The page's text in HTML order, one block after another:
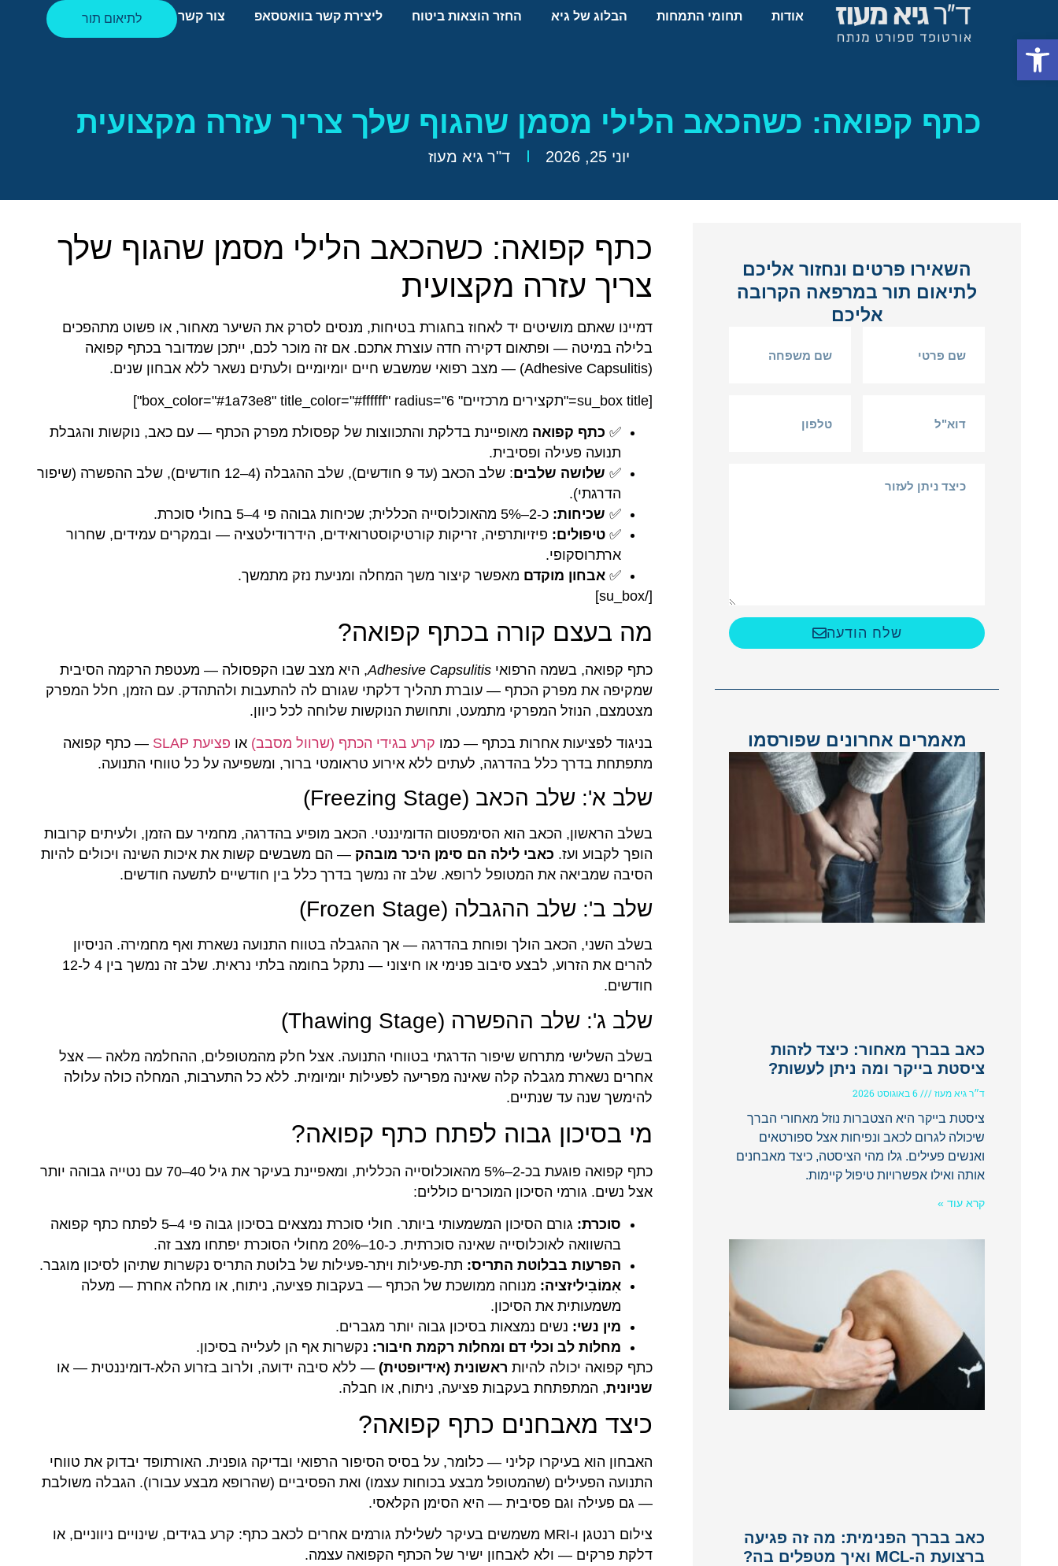
אודות תחומי התמחות הבלוג של גיא החזר הוצאות ביטוח ליצירת קשר בוואטסאפ צור קשר לתיאום תור
כתף קפואה: כשהכאב הלילי מסמן שהגוף שלך צריך עזרה מקצועית
יוני 25, 2026 ד"ר גיא מעוז
השאירו פרטים ונחזור אליכם
לתיאום תור במרפאה הקרובה
אליכם
שלח הודעה
מאמרים אחרונים שפורסמו
כאב בברך מאחור: כיצד לזהות
ציסטת בייקר ומה ניתן לעשות?
ד״ר גיא מעוז
ציסטת בייקר היא הצטברות נוזל מאחורי הברך
שיכולה לגרום לכאב ונפיחות אצל ספורטאים
ואנשים פעילים. גלו מהי הציסטה, כיצד מאבחנים
אותה ואילו אפשרויות טיפול קיימות.
קרא עוד »
כאב בברך הפנימית: מה זה פגיעה
ברצועת ה-MCL ואיך מטפלים בה?
כתף קפואה: כשהכאב הלילי מסמן שהגוף שלך
צריך עזרה מקצועית
דמיינו שאתם מושיטים יד לאחוז בחגורת בטיחות, מנסים לסרק את השיער מאחור, או פשוט מתהפכים
בלילה במיטה — ופתאום דקירה חדה עוצרת אתכם. אם זה מוכר לכם, ייתכן שמדובר בכתף קפואה
(Adhesive Capsulitis) — מצב רפואי שמשבש חיים יומיומיים ולעתים נשאר ללא אבחון שנים.
[su_box title="תקצירים מרכזיים" box_color="#1a73e8" title_color="#ffffff" radius="6"]
✅ כתף קפואה מאופיינת בדלקת והתכווצות של קפסולת מפרק הכתף — עם כאב, נוקשות והגבלת
תנועה פעילה ופסיבית.
✅ שלושה שלבים
: שלב הכאב (עד 9 חודשים), שלב ההגבלה (4–12 חודשים), שלב ההפשרה (שיפור
הדרגתי).
✅ שכיחות: כ-2–5% מהאוכלוסייה הכללית; שכיחות גבוהה פי 4–5 בחולי סוכרת.
✅ טיפולים: פיזיותרפיה, זריקות קורטיקוסטרואידים, הידרודילטציה — ובמקרים עמידים, שחרור
ארתרוסקופי.
✅ אבחון מוקדם מאפשר קיצור משך המחלה ומניעת נזק מתמשך.
[/su_box]
מה בעצם קורה בכתף קפואה?
כתף קפואה, בשמה הרפואי Adhesive Capsulitis, היא מצב שבו הקפסולה — מעטפת הרקמה הסיבית
שמקיפה את מפרק הכתף — עוברת תהליך דלקתי שגורם לה להתעבות ולהתהדק. עם הזמן, חלל המפרק
מצטמצם, הנוזל המפרקי מתמעט, ותחושת הנוקשות שלוחה לכל כיוון.
בניגוד לפציעות אחרות בכתף — כמו קרע בגידי הכתף (שרוול מסבב) או פציעת SLAP
— כתף קפואה
מתפתחת בדרך כלל בהדרגה, לעתים ללא אירוע טראומטי ברור, ומשפיעה על כל טווחי התנועה.
שלב א': שלב הכאב (Freezing Stage)
בשלב הראשון, הכאב הוא הסימפטום הדומיננטי. הכאב מופיע בהדרגה, מחמיר עם הזמן, ולעיתים קרובות
הופך לקבוע ועז. כאבי לילה הם סימן היכר מובהק — הם משבשים קשות את איכות השינה ויכולים להיות
הסיבה שמביאה את המטופל לרופא. שלב זה נמשך בדרך כלל בין חודשיים לתשעה חודשים.
שלב ב': שלב ההגבלה (Frozen Stage)
בשלב השני, הכאב הולך ופוחת בהדרגה — אך ההגבלה בטווח התנועה נשארת ואף מחמירה. הניסיון
להרים את הזרוע, לבצע סיבוב פנימי או חיצוני — נתקל בחומה בלתי נראית. שלב זה נמשך בין 4 ל-12
חודשים.
שלב ג': שלב ההפשרה (Thawing Stage)
בשלב השלישי מתרחש שיפור הדרגתי בטווחי התנועה. אצל חלק מהמטופלים, ההחלמה מלאה — אצל
אחרים נשארת מגבלה קלה שאינה מפריעה לפעילות יומיומית. ללא כל התערבות, המחלה כולה עלולה
להימשך שנה עד שנתיים.
מי בסיכון גבוה לפתח כתף קפואה?
כתף קפואה פוגעת בכ-2–5% מהאוכלוסייה הכללית, ומאפיינת בעיקר את גיל 40–70 עם נטייה גבוהה יותר
אצל נשים. גורמי הסיכון המוכרים כוללים:
סוכרת:
גורם הסיכון המשמעותי ביותר. חולי סוכרת נמצאים בסיכון גבוה פי 4–5 לפתח כתף קפואה
בהשוואה לאוכלוסייה שאינה סוכרתית. כ-10–20% מחולי הסוכרת יפתחו מצב זה.
הפרעות בבלוטת התריס: תת-פעילות ויתר-פעילות של בלוטת התריס נקשרות שתיהן לסיכון מוגבר.
אִמוֹבִיליזציה: מנוחה ממושכת של הכתף — בעקבות פציעה, ניתוח, או מחלה אחרת — מעלה
משמעותית את הסיכון.
מין נשי: נשים נמצאות בסיכון גבוה יותר מגברים.
מחלות לב וכלי דם ומחלות רקמת חיבור: נקשרות אף הן לעלייה בסיכון.
כתף קפואה יכולה להיות ראשונית (אידיופטית)— ללא סיבה ידועה, ולרוב בזרוע הלא-דומיננטית — או
שניונית, המתפתחת בעקבות פציעה, ניתוח, או חבלה.
כיצד מאבחנים כתף קפואה?
האבחון הוא בעיקרו קליני — כלומר, על בסיס הסיפור הרפואי ובדיקה גופנית. האורתופד יבדוק את טווחי
התנועה הפעילים (שהמטופל מבצע בכוחות עצמו) ואת הפסיביים (שהרופא מבצע עבורו). הגבלה משולבת
— גם פעילה וגם פסיבית — היא הסימן הקלאסי.
צילום רנטגן ו-MRI משמשים בעיקר לשלילת גורמים אחרים לכאב כתף: קרע בגידים, שינויים ניווניים, או
דלקת פרקים — ולא לאבחון ישיר של הכתף הקפואה עצמה.
פתח סרגל נגישות